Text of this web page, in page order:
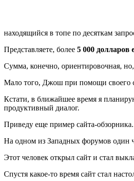
находящийся в топе по десяткам
Представляете, более 5 000 долларов
Сумма, конечно, ориентировочная,
Мало того, Джош при помощи своего
Кстати, в ближайшее время я
продуктивный диалог.
Приведу еще пример сайта-обзорника.
На одном из Западных форумов один
Этот человек открыл сайт и стал
Спустя какое-то время сайт стал